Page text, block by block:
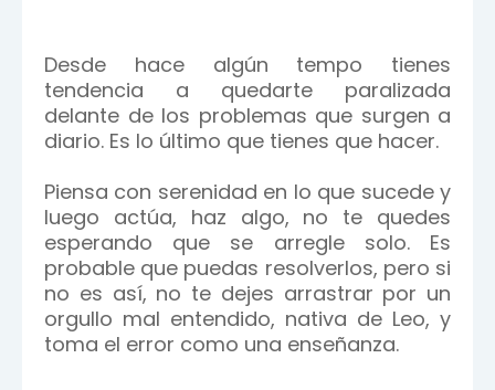
Desde hace algún tempo tienes
tendencia a quedarte paralizada
delante de los problemas que surgen a
diario. Es lo último que tienes que hacer.
Piensa con serenidad en lo que sucede y
luego actúa, haz algo, no te quedes
esperando que se arregle solo. Es
probable que puedas resolverlos, pero si
no es así, no te dejes arrastrar por un
orgullo mal entendido, nativa de Leo, y
toma el error como una enseñanza.